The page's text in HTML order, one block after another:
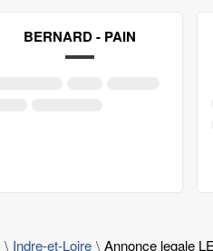
BERNARD - PAIN
Indre-et-Loire Annonce legale